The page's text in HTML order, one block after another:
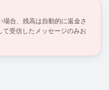
合、残高は自動的に返金さ
受信したメッセージのみお